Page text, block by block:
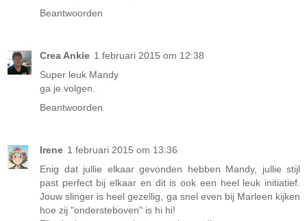
Beantwoorden
Crea Ankie 1 februari 2015 om 12:38
Super leuk Mandy
ga je volgen.
Beantwoorden
Irene 1 februari 2015 om 13:36
Enig dat jullie elkaar gevonden hebben Mandy, jullie stijl
past perfect bij elkaar en dit is ook een heel leuk initiatief.
Jouw slinger is heel gezellig, ga snel even bij Marleen kijken
hoe zij "ondersteboven" is hi hi!